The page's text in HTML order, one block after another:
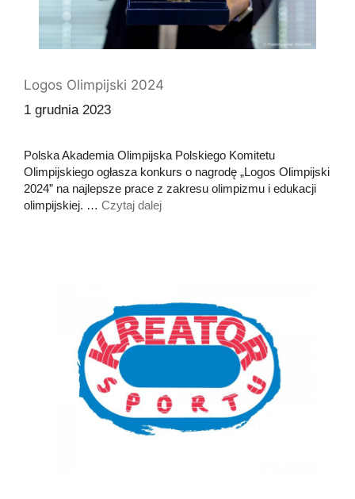
Logos Olimpijski 2024
1 grudnia 2023
Polska Akademia Olimpijska Polskiego Komitetu
Olimpijskiego ogłasza konkurs o nagrodę „Logos Olimpijski
2024” na najlepsze prace z zakresu olimpizmu i edukacji
olimpijskiej. … Czytaj dalej